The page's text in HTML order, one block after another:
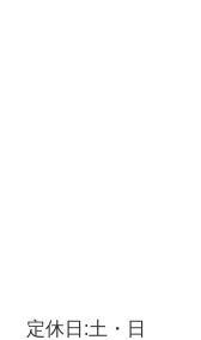
定休日:土・日